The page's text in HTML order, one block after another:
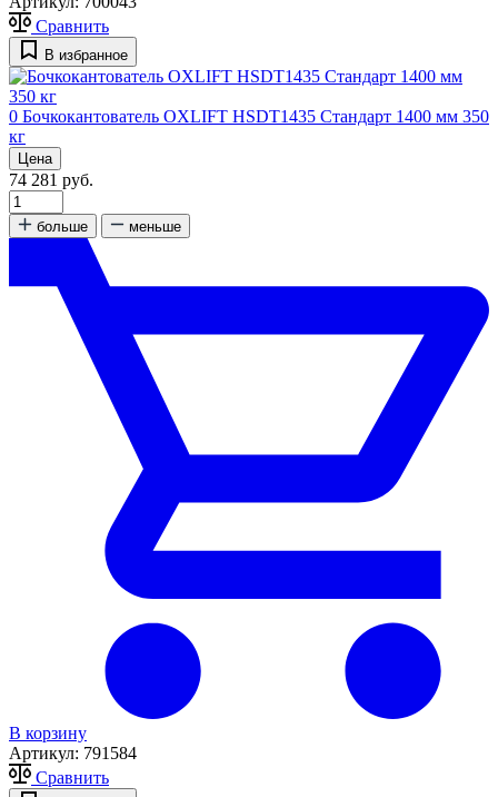
Сравнить
В избранное
0 Бочкокантователь OXLIFT HSDT1435 Стандарт 1400 мм 350
кг
Цена
74 281 руб.
больше меньше
В корзину
Артикул: 791584
Сравнить